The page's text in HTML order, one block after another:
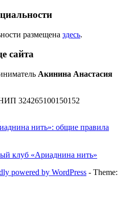
размещена здесь.
сайта
Акинина Анастасия
324265100150152
нить»: общие правила
клуб «Ариаднина нить»
powered by WordPress - Theme: